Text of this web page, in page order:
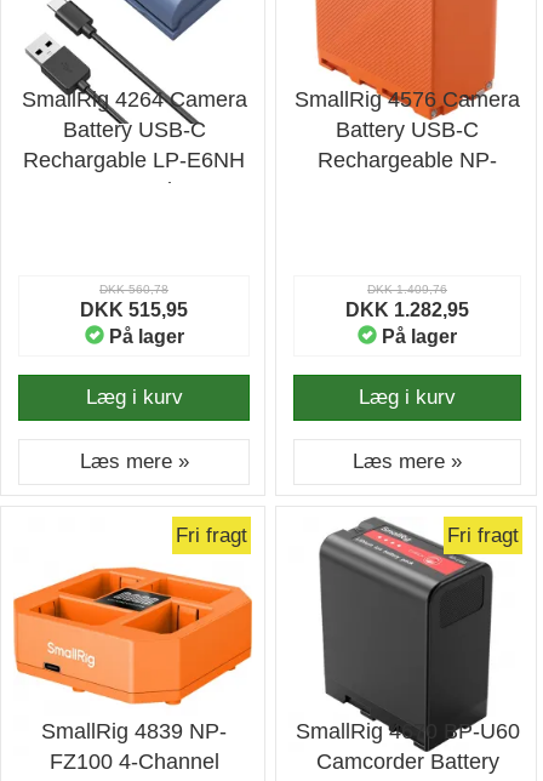
SmallRig 4264 Camera
Battery USB-C
Rechargable LP-E6NH
- Batteri
DKK 560,78
DKK 515,95
På lager
Læg i kurv
Læs mere »
SmallRig 4576 Camera
Battery USB-C
Rechargeable NP-
DKK 1.409,76
DKK 1.282,95
På lager
Læg i kurv
Læs mere »
Fri fragt
SmallRig 4839 NP-
FZ100 4-Channel
Fri fragt
SmallRig 4670 BP-U60
Camcorder Battery